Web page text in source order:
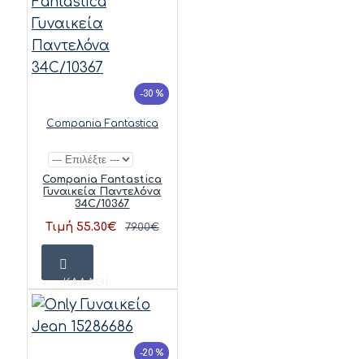
-30 %
Compania Fantastica
Compania Fantastica
Γυναικεία Παντελόνα
34C/10367
Τιμή 55.30€ 79.00€
ΚΑΛΆΘΙ
-20 %